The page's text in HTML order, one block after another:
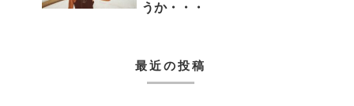
うか・・・
最近の投稿